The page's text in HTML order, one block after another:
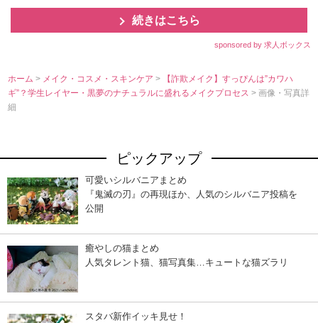
続きはこちら
sponsored by 求人ボックス
ホーム > メイク・コスメ・スキンケア>
【詐欺メイク】すっぴんは”カワハ
ギ”？学生レイヤー・黒夢のナチュラルに盛れるメイクプロセス> 画像・写真詳
細
ピックアップ
可愛いシルバニアまとめ
『鬼滅の刃』の再現ほか、人気のシルバニア投稿を
公開
癒やしの猫まとめ
人気タレント猫、猫写真集…キュートな猫ズラリ
スタバ新作イッキ見せ！